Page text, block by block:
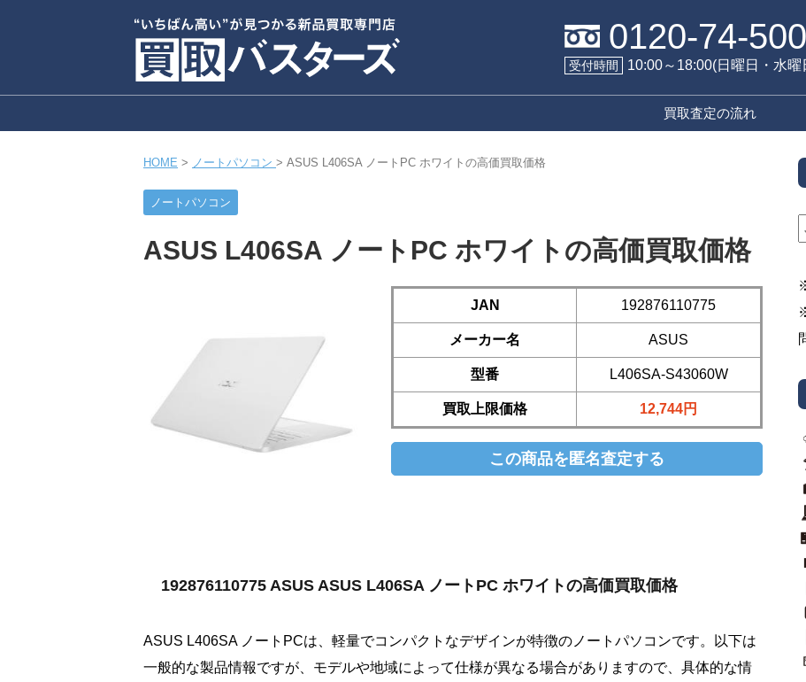
0120-74-
受付時間 10:00～18:00(日曜日・水曜
買取査定の流れ
HOME > ノートパソコン > ASUS L406SA ノートPC ホワイトの高価買取価格
ノートパソコン
ASUS L406SA ノートPC ホワイトの高価買取価格
JAN 192876110775
メーカー名 ASUS
型番 L406SA-S43060W
買取上限価格 12,744円
192876110775 ASUS ASUS L406SA ノートPC ホワイトの高価買取価格
ASUS L406SA ノートPCは、軽量でコンパクトなデザインが特徴のノートパソコンです。以下は
一般的な製品情報ですが、モデルや地域によって仕様が異なる場合がありますので、具体的な情